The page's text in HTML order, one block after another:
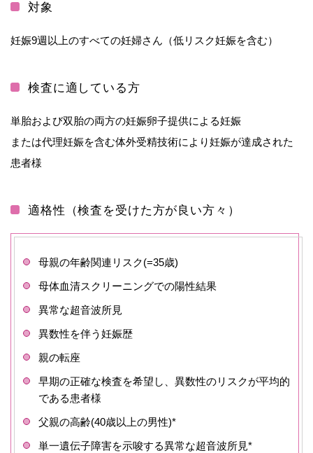
対象
妊娠9週以上のすべての妊婦さん（低リスク妊娠を含む）
検査に適している方
単胎および双胎の両方の妊娠卵子提供による妊娠
または代理妊娠を含む体外受精技術により妊娠が達成された
患者様
適格性（検査を受けた方が良い方々）
母親の年齢関連リスク(=35歳)
母体血清スクリーニングでの陽性結果
異常な超音波所見
異数性を伴う妊娠歴
親の転座
早期の正確な検査を希望し、異数性のリスクが平均的
である患者様
父親の高齢(40歳以上の男性)*
単一遺伝子障害を示唆する異常な超音波所見*